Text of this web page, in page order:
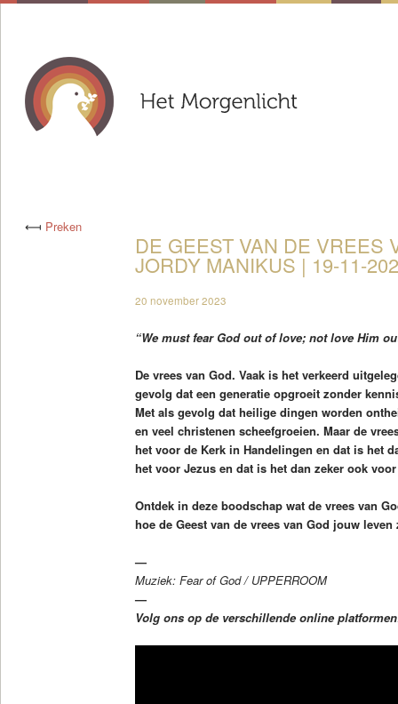
⟻ Preken
DE GEEST VAN DE VREES
JORDY MANIKUS | 19-11-
20 november 2023
“We must fear God out of love; not love Him
De vrees van God. Vaak is het verkeerd
gevolg dat een generatie opgroeit zonder
Met als gevolg dat heilige dingen worden
en veel christenen scheefgroeien. Maar de
het voor de Kerk in Handelingen en dat is het
het voor Jezus en dat is het dan zeker ook
Ontdek in deze boodschap wat de vrees van
hoe de Geest van de vrees van God jouw
—
Muziek: Fear of God / UPPERROOM
—
Volg ons op de verschillende online